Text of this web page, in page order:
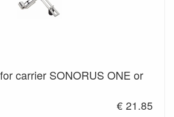
carrier SONORUS ONE or
€ 21.85